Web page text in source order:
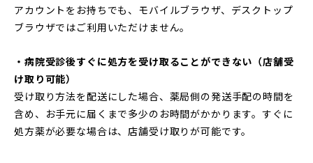
アカウントをお持ちでも、モバイルブラウザ、デスクトップ
ブラウザではご利用いただけません。
・病院受診後すぐに処方を受け取ることができない（店舗受
け取り可能）
受け取り方法を配送にした場合、薬局側の発送手配の時間を
含め、お手元に届くまで多少のお時間がかかります。すぐに
処方薬が必要な場合は、店舗受け取りが可能です。